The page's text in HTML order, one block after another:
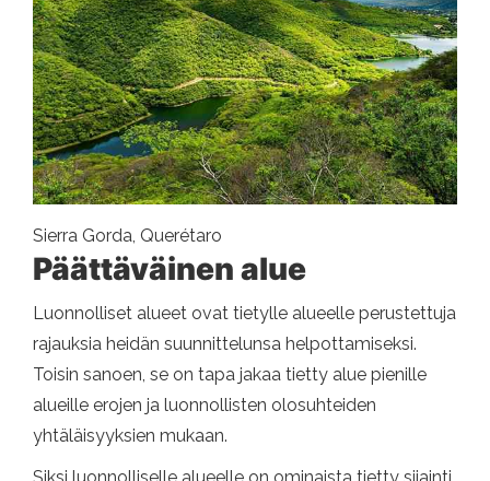
Sierra Gorda, Querétaro
Päättäväinen alue
Luonnolliset alueet ovat tietylle alueelle perustettuja
rajauksia heidän suunnittelunsa helpottamiseksi.
Toisin sanoen, se on tapa jakaa tietty alue pienille
alueille erojen ja luonnollisten olosuhteiden
yhtäläisyyksien mukaan.
Siksi luonnolliselle alueelle on ominaista tietty sijainti